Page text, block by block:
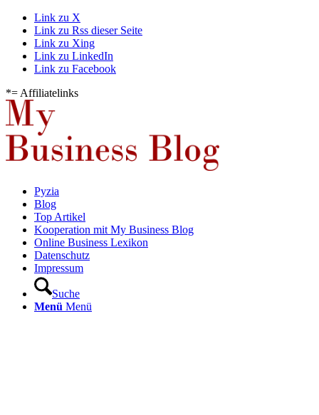
Link zu X
Link zu Rss dieser Seite
Link zu Xing
Link zu LinkedIn
Link zu Facebook
*= Affiliatelinks
Pyzia
Blog
Top Artikel
Kooperation mit My Business Blog
Online Business Lexikon
Datenschutz
Impressum
Suche
Menü Menü